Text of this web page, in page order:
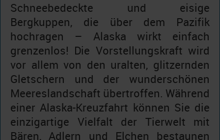
Schneebedeckte und eisige
Bergkuppen, die über dem Pazifik
hochragen – Alaska wirkt einfach
grenzenlos! Die Vorstellungskraft wird
vor allem von den uralten, glitzernden
Gletschern und der wunderschönen
Meereslandschaft übertroffen. Während
einer Alaska-Kreuzfahrt können Sie die
einzigartige Vielfalt der Tierwelt mit
Bären, Adlern und Elchen bestaunen